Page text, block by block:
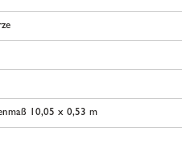
10,05 x 0,53 m